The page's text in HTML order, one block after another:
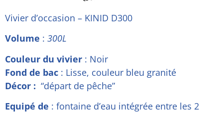
Vivier d’occasion – KINID D300
Volume : 300L
Couleur du vivier : Noir
Fond de bac : Lisse, couleur bleu granité
Décor : “départ de pêche”
Equipé de : fontaine d’eau intégrée entre les 2